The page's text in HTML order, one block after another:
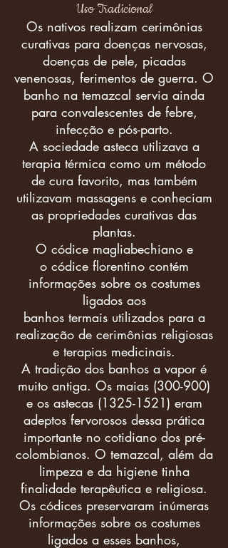
Uso Tradicional
Os nativos realizam cerimônias
curativas para doenças nervosas,
doenças de pele, picadas
venenosas, ferimentos de guerra. O
banho na temazcal servia ainda
para convalescentes de febre,
infecção e pós-parto.
A sociedade asteca utilizava a
terapia térmica como um método
de cura favorito, mas também
utilizavam massagens e conheciam
as propriedades curativas das
plantas.
O códice magliabechianoe
o códice florentinocontém
informações sobre os costumes
ligados aos
banhos termaisutilizados para a
realização de cerimônias religiosas
e terapias medicinais.
A tradição dos banhos a vapor é
muito antiga. Os maias (300-900)
e os astecas (1325-1521) eram
adeptos fervorosos dessa prática
importante no cotidiano dos pré-
colombianos. O temazcal, além da
limpeza e da higiene tinha
finalidade terapêutica e religiosa.
Os códices preservaram inúmeras
informações sobre os costumes
ligados a esses banhos,